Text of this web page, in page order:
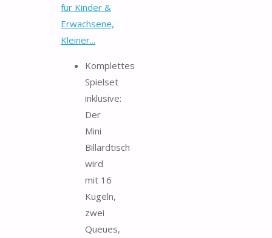
für Kinder &
Erwachsene,
Kleiner...
Komplettes
Spielset
inklusive:
Der
Mini
Billardtisch
wird
mit 16
Kugeln,
zwei
Queues,